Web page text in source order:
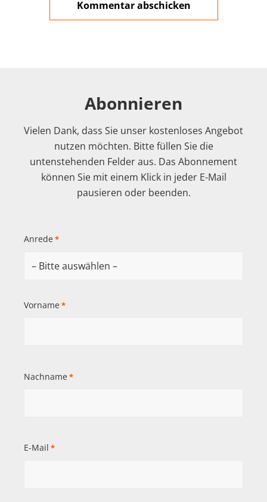
Abonnieren
Vielen Dank, dass Sie unser kostenloses Angebot
nutzen möchten. Bitte füllen Sie die
untenstehenden Felder aus. Das Abonnement
können Sie mit einem Klick in jeder E-Mail
pausieren oder beenden.
Anrede *
Vorname *
Nachname *
E-Mail *